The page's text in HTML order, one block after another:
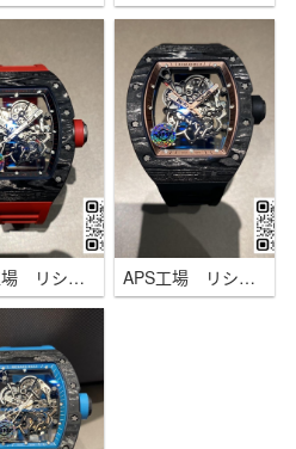
APS工場 リシャール・ミル RM055 NTPTカーボン RMUL2ムーブメント レッド APS工場 リシャール・ミル RM055 NTPTカーボン RMUL2ムーブメント ブラック/ゴールド